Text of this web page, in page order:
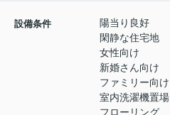
設備条件
陽当り良好
閑静な住宅地
女性向け
新婚さん向け
ファミリー向け
室内洗濯機置場
フローリング